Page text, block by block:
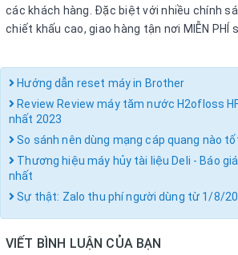
các khách hàng. Đặc biệt với nhiều chính
chiết khấu cao, giao hàng tận nơi MIỄN PHÍ
Hướng dẫn reset máy in Brother
Review Review máy tăm nước H2ofloss
nhất 2023
So sánh nên dùng mạng cáp quang nào
Thương hiệu máy hủy tài liệu Deli - Báo
nhất
Sự thật: Zalo thu phí người dùng từ 1/8/
VIẾT BÌNH LUẬN CỦA BẠN